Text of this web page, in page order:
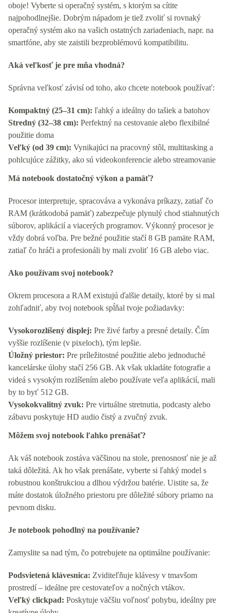
oboje! Vyberte si operačný systém, s ktorým sa cítite
najpohodlnejšie. Dobrým nápadom je tiež zvoliť si rovnaký
operačný systém ako na vašich ostatných zariadeniach, napr. na
smartfóne, aby ste zaistili bezproblémovú kompatibilitu.
Aká veľkosť je pre mňa vhodná?
Správna veľkosť závisí od toho, ako chcete notebook používať:
Kompaktný (25–31 cm): ľahký a ideálny do tašiek a batohov
Stredný (32–38 cm): Perfektný na cestovanie alebo flexibilné
použitie doma
Veľký (od 39 cm): Vynikajúci na pracovný stôl, multitasking a
pohlcujúce zážitky, ako sú videokonferencie alebo streamovanie
Má notebook dostatočný výkon a pamäť?
Procesor interpretuje, spracováva a vykonáva príkazy, zatiaľ čo
RAM (krátkodobá pamäť) zabezpečuje plynulý chod stiahnutých
súborov, aplikácií a viacerých programov. Výkonný procesor je
vždy dobrá voľba. Pre bežné použitie stačí 8 GB pamäte RAM,
zatiaľ čo hráči a profesionáli by mali zvoliť 16 GB alebo viac.
Ako používam svoj notebook?
Okrem procesora a RAM existujú ďalšie detaily, ktoré by si mal
zohľadniť, aby tvoj notebook spĺňal tvoje požiadavky:
Vysokorozlíšený displej: Pre živé farby a presné detaily. Čím
vyššie rozlíšenie (v pixeloch), tým lepšie.
Úložný priestor: Pre príležitostné použitie alebo jednoduché
kancelárske úlohy stačí 256 GB. Ak však ukladáte fotografie a
videá s vysokým rozlíšením alebo používate veľa aplikácií, mali
by to byť 512 GB.
Vysokokvalitný zvuk: Pre virtuálne stretnutia, podcasty alebo
zábavu poskytuje HD audio čistý a zvučný zvuk.
Môžem svoj notebook ľahko prenášať?
Ak váš notebook zostáva väčšinou na stole, prenosnosť nie je až
taká dôležitá. Ak ho však prenášate, vyberte si ľahký model s
robustnou konštrukciou a dlhou výdržou batérie. Uistite sa, že
máte dostatok úložného priestoru pre dôležité súbory priamo na
pevnom disku.
Je notebook pohodlný na používanie?
Zamyslite sa nad tým, čo potrebujete na optimálne používanie:
Podsvietená klávesnica: Zviditeľňuje klávesy v tmavšom
prostredí – ideálne pre cestovateľov a nočných vtákov.
Veľký clickpad: Poskytuje väčšiu voľnosť pohybu, ideálny pre